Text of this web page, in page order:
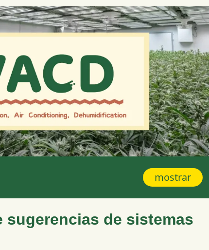
mostrar
sugerencias de sistemas